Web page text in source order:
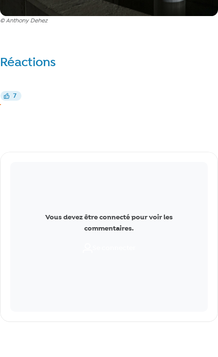
© Anthony Dehez
Réactions
Réagir
7
J’aime
Vous devez être connecté pour voir les
commentaires.